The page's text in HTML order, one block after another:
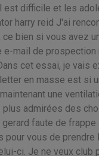
est difficile et les
harry reid J'ai
bien si vous avez
mail de prospection
cet essai, je vais
en masse est si
une
admirées des
gerard faute de
pour vous de prendre
ci. Je ne veux club